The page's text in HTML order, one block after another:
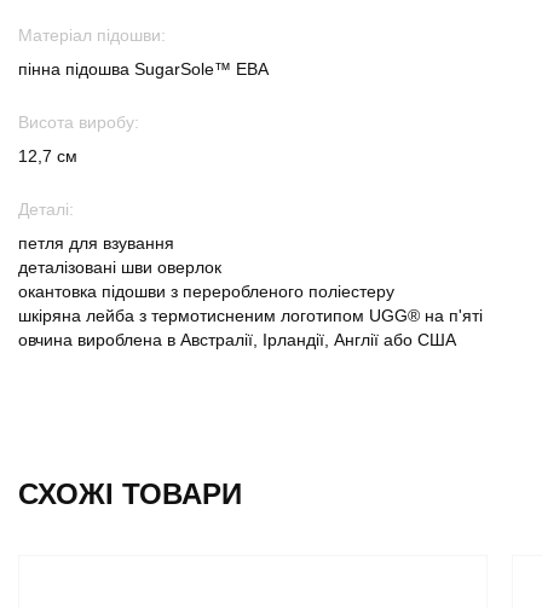
Матеріал підошви:
пінна підошва SugarSole™ ЕВА
Висота виробу:
12,7 см
Деталі:
петля для взування
деталізовані шви оверлок
окантовка підошви з переробленого поліестеру
шкіряна лейба з термотисненим логотипом UGG® на п'яті
овчина вироблена в Австралії, Ірландії, Англії або США
СХОЖІ ТОВАРИ